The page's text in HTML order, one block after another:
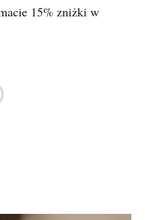
15% zniżki w